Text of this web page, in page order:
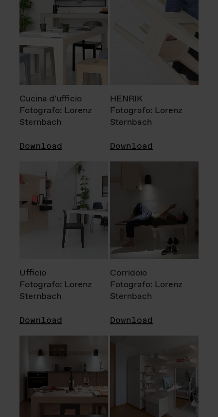
Cucina d'ufficio
Fotografo: Lorenz
Sternbach
Download
HENRIK
Fotografo: Lorenz
Sternbach
Download
Ufficio
Fotografo: Lorenz
Sternbach
Download
Corridoio
Fotografo: Lorenz
Sternbach
Download